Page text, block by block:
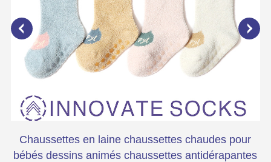
Chaussettes en laine chaussettes chaudes pour
bébés dessins animés chaussettes antidérapantes